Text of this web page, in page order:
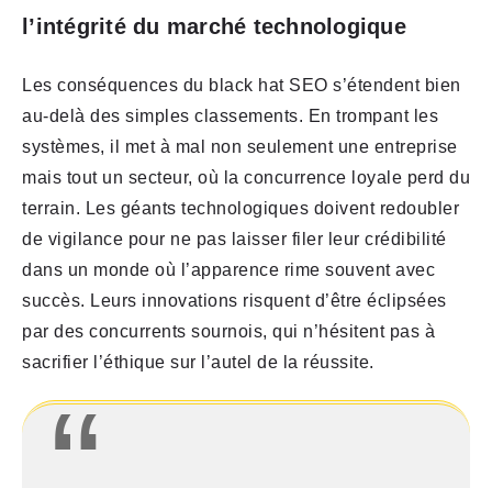
l’intégrité du marché technologique
Les conséquences du black hat SEO s’étendent bien
au-delà des simples classements. En trompant les
systèmes, il met à mal non seulement une entreprise
mais tout un secteur, où la concurrence loyale perd du
terrain. Les géants technologiques doivent redoubler
de vigilance pour ne pas laisser filer leur crédibilité
dans un monde où l’apparence rime souvent avec
succès. Leurs innovations risquent d’être éclipsées
par des concurrents sournois, qui n’hésitent pas à
sacrifier l’éthique sur l’autel de la réussite.